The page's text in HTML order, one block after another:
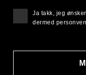
Ja takk, jeg
dermed